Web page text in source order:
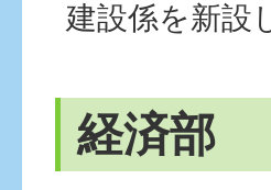
建設係を新設
経済部